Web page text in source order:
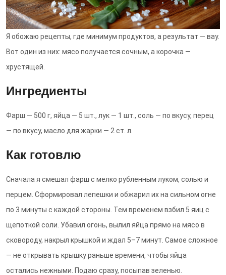
Я обожаю рецепты, где минимум продуктов, а результат — вау.
Вот один из них: мясо получается сочным, а корочка —
хрустящей.
Ингредиенты
Фарш — 500 г, яйца — 5 шт., лук — 1 шт., соль — по вкусу, перец
— по вкусу, масло для жарки — 2 ст. л.
Как готовлю
Сначала я смешал фарш с мелко рубленным луком, солью и
перцем. Сформировал лепешки и обжарил их на сильном огне
по 3 минуты с каждой стороны. Тем временем взбил 5 яиц с
щепоткой соли. Убавил огонь, вылил яйца прямо на мясо в
сковороду, накрыл крышкой и ждал 5–7 минут. Самое сложное
— не открывать крышку раньше времени, чтобы яйца
остались нежными. Подаю сразу, посыпав зеленью.